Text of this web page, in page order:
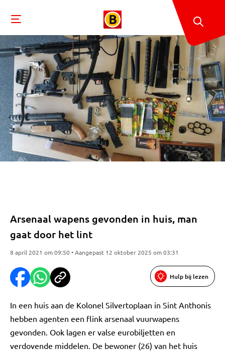
Arsenaal wapens gevonden in huis, man
gaat door het lint
8 april 2021 om 09:50 • Aangepast 12 oktober 2025 om 03:31
Hulp bij lezen
In een huis aan de Kolonel Silvertoplaan in Sint Anthonis
hebben agenten een flink arsenaal vuurwapens
gevonden. Ook lagen er valse eurobiljetten en
verdovende middelen. De bewoner (26) van het huis